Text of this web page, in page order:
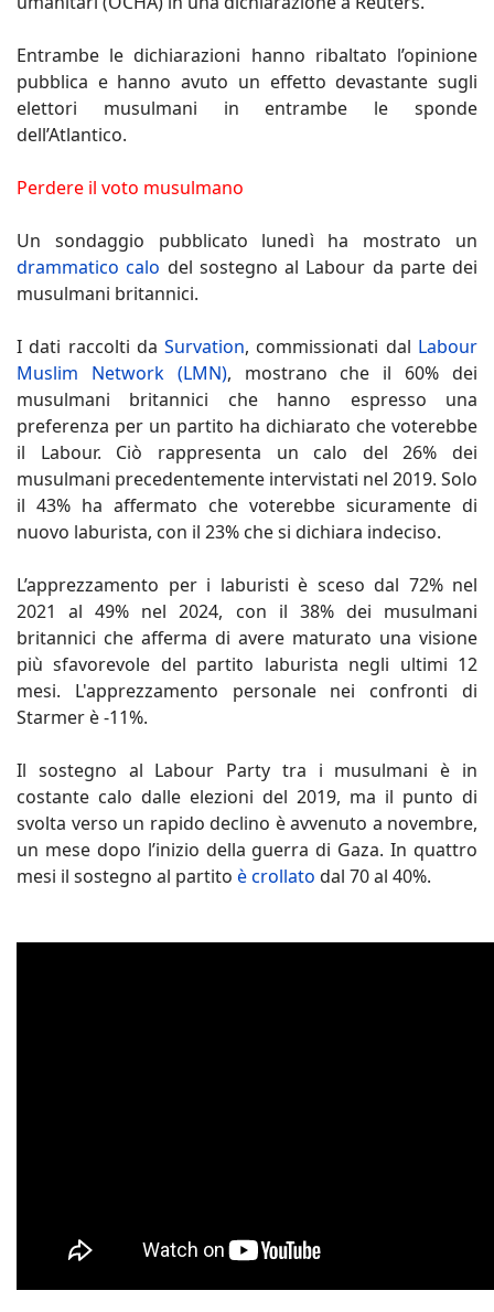
Entrambe le dichiarazioni hanno ribaltato l’opinione
pubblica e hanno avuto un effetto devastante sugli
elettori musulmani in entrambe le sponde
dell’Atlantico.
Perdere il voto musulmano
Un sondaggio pubblicato lunedì ha mostrato un
drammatico calo del sostegno al Labour da parte dei
musulmani britannici.
I dati raccolti daSurvation, commissionati dal Labour
Muslim Network (LMN), mostrano che il 60% dei
musulmani britannici che hanno espresso una
preferenza per un partito ha dichiarato che voterebbe
il Labour. Ciò rappresenta un calo del 26% dei
musulmani precedentemente intervistati nel 2019. Solo
il 43% ha affermato che voterebbe sicuramente di
nuovo laburista, con il 23% che si dichiara indeciso.
L’apprezzamento per i laburisti è sceso dal 72% nel
2021 al 49% nel 2024, con il 38% dei musulmani
britannici che afferma di avere maturato una visione
più sfavorevole del partito laburista negli ultimi 12
mesi. L'apprezzamento personale nei confronti di
Starmer è -11%.
Il sostegno al Labour Party tra i musulmani è in
costante calo dalle elezioni del 2019, ma il punto di
svolta verso un rapido declino è avvenuto a novembre,
un mese dopo l’inizio della guerra di Gaza. In quattro
mesi il sostegno al partito è crollato dal 70 al 40%.